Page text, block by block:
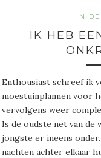
IN
IK HEB
Enthousiast schreef ik
moestuinplannen voor
vervolgens weer
Is de oudste net van de
jongste er ineens
nachten achter elkaar